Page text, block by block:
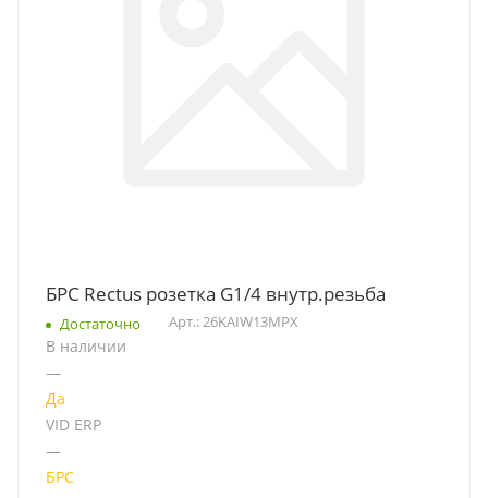
БРС Rectus розетка G1/4 внутр.резьба
Достаточно Арт.: 26KAIW13MPX
В наличии
—
Да
VID ERP
—
БРС